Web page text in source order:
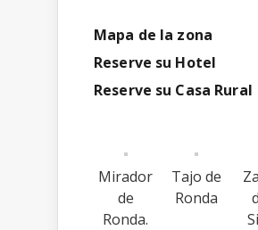
Mapa de la zona
Reserve su Hotel
Reserve su Casa Rural
Mirador
de
Ronda.
Tajo de
Ronda